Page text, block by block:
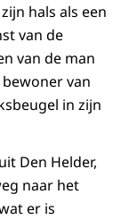
hals als een
van de
van de man
van
in zijn
Den Helder,
naar het
er is